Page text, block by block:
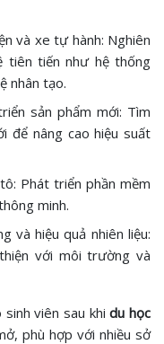
và xe tự hành: Nghiên
tiên tiến như hệ thống
nhân tạo.
sản phẩm mới: Tìm
để nâng cao hiệu suất
Phát triển phần mềm
minh.
và hiệu quả nhiên liệu:
với môi trường và
sinh viên sau khidu học
phù hợp với nhiều sở